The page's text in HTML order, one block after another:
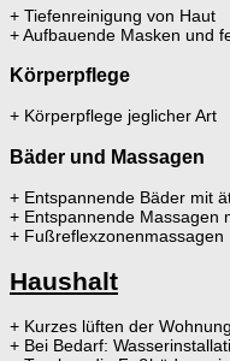
+ Tiefenreinigung von Haut
+ Aufbauende Masken und
Körperpflege
+ Körperpflege jeglicher Art
Bäder und Massagen
+ Entspannende Bäder mit
+ Entspannende Massagen
+ Fußreflexzonenmassagen
Haushalt
+ Kurzes lüften der
+ Bei Bedarf: